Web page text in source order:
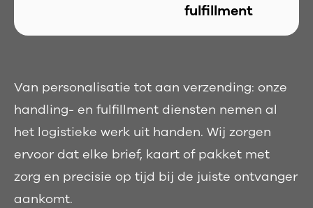
fulfillment
Van personalisatie tot aan verzending: onze
handling- en fulfillment diensten nemen al
het logistieke werk uit handen. Wij zorgen
ervoor dat elke brief, kaart of pakket met
zorg en precisie op tijd bij de juiste ontvanger
aankomt.